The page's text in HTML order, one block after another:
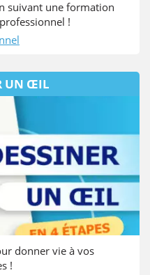
suivant une formation
!
UN ŒIL
donner vie à vos
!